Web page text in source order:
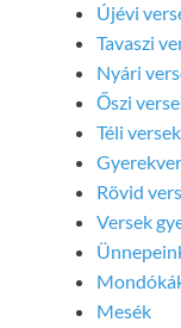
Újévi
Tavaszi
Nyári
Őszi
Téli versek
Rövid
Versek
Mesék